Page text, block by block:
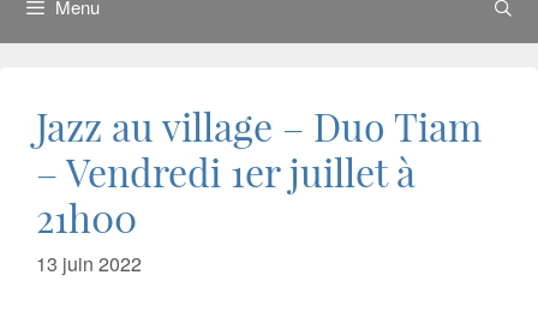
Menu
Jazz au village – Duo Tiam
– Vendredi 1er juillet à
21h00
13 juin 2022